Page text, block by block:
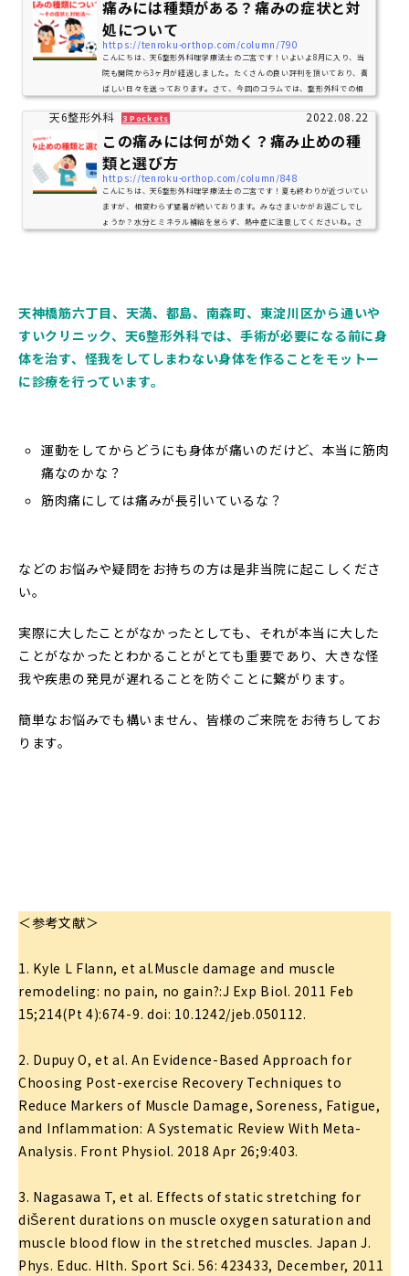
痛みには種類がある？痛みの症状と対
処について
https://tenroku-orthop.com/column/790
こんにちは、天6整形外科理学療法士の二宮です！いよいよ8月に入り、当
院も開院から3ヶ月が経過しました。たくさんの良い評判を頂いており、喜
ばしい日々を送っております。さて、今回のコラムでは、整形外科での相
痛み、そして痛みへの対処についてお話をしていきます。今現在腰痛など
に代表される痛みによるお悩みを抱えている方、痛みが原因での当院受診
を考えている方は是非ご参考にしてください。ちなみに身体の部位におけ
る痛み・整形疾患についてはこちらか...
天6整形外科 3 Pockets 2022.08.22
この痛みには何が効く？痛み止めの種
類と選び方
https://tenroku-orthop.com/column/848
こんにちは、天6整形外科理学療法士の二宮です！夏も終わりが近づいてい
ますが、相変わらず猛暑が続いております。みなさまいかがお過ごしでし
ょうか？水分とミネラル補給を怠らず、熱中症に注意してくださいね。さ
天神橋筋六丁目、天満、都島、南森町、東淀川区から通いや
すいクリニック、天6整形外科では、手術が必要になる前に身
体を治す、怪我をしてしまわない身体を作ることをモットー
に診療を行っています。
運動をしてからどうにも身体が痛いのだけど、本当に筋肉
痛なのかな？
筋肉痛にしては痛みが長引いているな？
などのお悩みや疑問をお持ちの方は是非当院に起こしくださ
い。
実際に大したことがなかったとしても、それが本当に大した
ことがなかったとわかることがとても重要であり、大きな怪
我や疾患の発見が遅れることを防ぐことに繋がります。
簡単なお悩みでも構いません、皆様のご来院をお待ちしてお
ります。
＜参考文献＞
1. Kyle L Flann, et al.Muscle damage and muscle
remodeling: no pain, no gain?:J Exp Biol. 2011 Feb
15;214(Pt 4):674-9. doi: 10.1242/jeb.050112.
2. Dupuy O, et al. An Evidence-Based Approach for
Choosing Post-exercise Recovery Techniques to
Reduce Markers of Muscle Damage, Soreness, Fatigue,
and Inflammation: A Systematic Review With Meta-
Analysis. Front Physiol. 2018 Apr 26;9:403.
3. Nagasawa T, et al. Effects of static stretching for
diŠerent durations on muscle oxygen saturation and
muscle blood flow in the stretched muscles. Japan J.
Phys. Educ. Hlth. Sport Sci. 56: 423433, December, 2011